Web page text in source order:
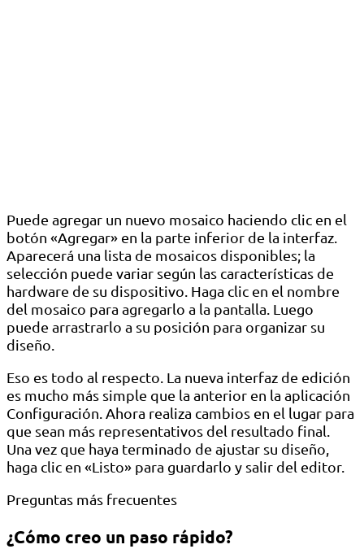
Puede agregar un nuevo mosaico haciendo clic en el
botón «Agregar» en la parte inferior de la interfaz.
Aparecerá una lista de mosaicos disponibles; la
selección puede variar según las características de
hardware de su dispositivo. Haga clic en el nombre
del mosaico para agregarlo a la pantalla. Luego
puede arrastrarlo a su posición para organizar su
diseño.
Eso es todo al respecto. La nueva interfaz de edición
es mucho más simple que la anterior en la aplicación
Configuración. Ahora realiza cambios en el lugar para
que sean más representativos del resultado final.
Una vez que haya terminado de ajustar su diseño,
haga clic en «Listo» para guardarlo y salir del editor.
Preguntas más frecuentes
¿Cómo creo un paso rápido?